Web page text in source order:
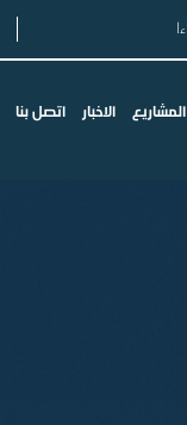
المشاريع الاخبار اتصل بنا